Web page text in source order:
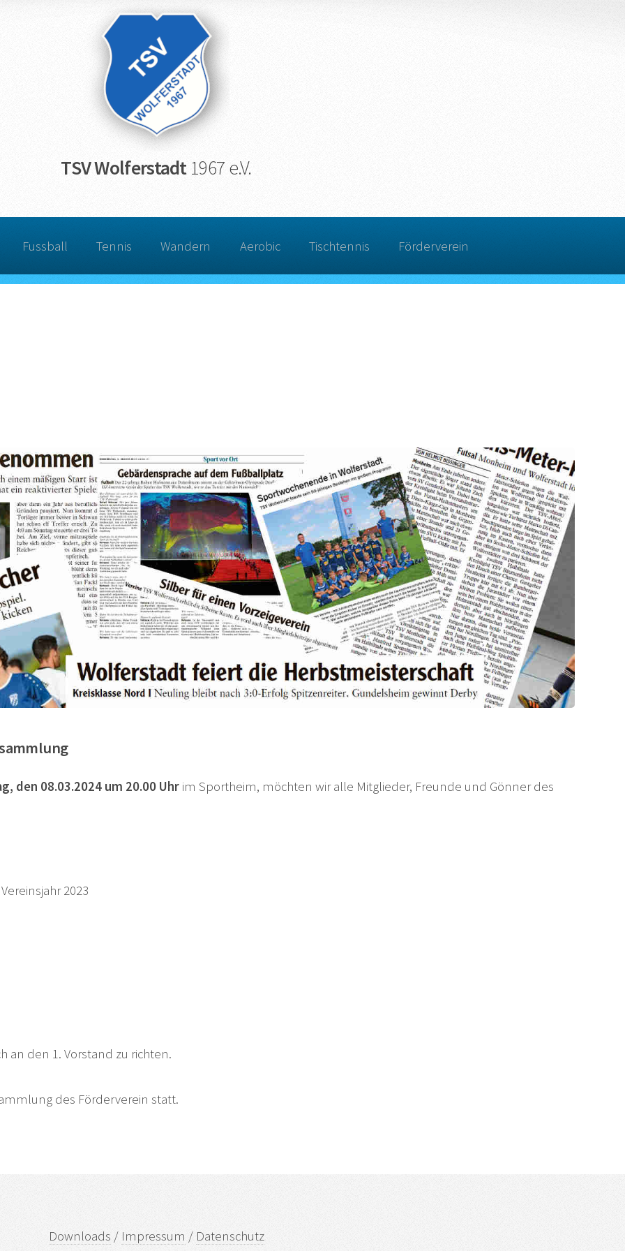
TSV Wolferstadt1967 e.V.
Fussball Tennis Wandern Aerobic Tischtennis Förderverein
den 08.03.2024 um 20.00 Uhr im Sportheim, möchten wir alle Mitglieder, Freunde und Gönner des
2023
an den 1. Vorstand zu richten.
des Förderverein statt.
Downloads / Impressum / Datenschutz